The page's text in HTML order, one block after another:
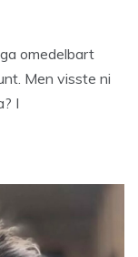
omedelbart
Men visste ni
I